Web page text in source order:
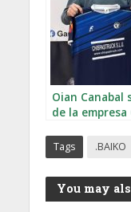
Oian Canabal
de la
Tags .BAIKO
You may